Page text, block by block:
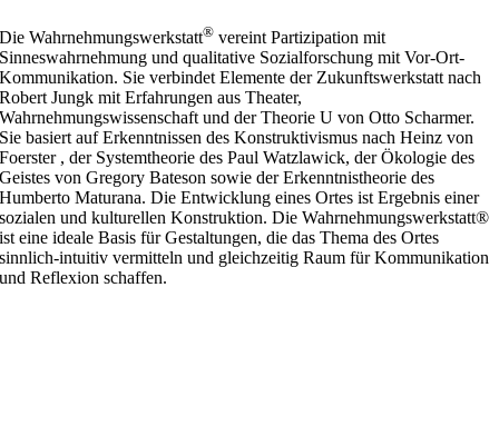
Die Wahrnehmungswerkstatt® vereint Partizipation mit
Sinneswahrnehmung und qualitative Sozialforschung mit Vor-Ort-
Kommunikation. Sie verbindet Elemente der Zukunftswerkstatt nach
Robert Jungk mit Erfahrungen aus Theater,
Wahrnehmungswissenschaft und der Theorie U von Otto Scharmer.
Sie basiert auf Erkenntnissen des Konstruktivismus nach Heinz von
Foerster , der Systemtheorie des Paul Watzlawick, der Ökologie des
Geistes von Gregory Bateson sowie der Erkenntnistheorie des
Humberto Maturana. Die Entwicklung eines Ortes ist Ergebnis einer
sozialen und kulturellen Konstruktion. Die Wahrnehmungswerkstatt®
ist eine ideale Basis für Gestaltungen, die das Thema des Ortes
sinnlich-intuitiv vermitteln und gleichzeitig Raum für Kommunikation
und Reflexion schaffen.